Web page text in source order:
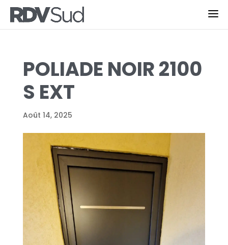
POLIADE NOIR 2100
S EXT
Août 14, 2025